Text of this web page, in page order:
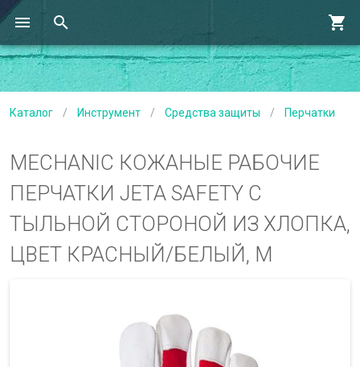
Каталог / Инструмент / Средства защиты / Перчатки
MECHANIC КОЖАНЫЕ РАБОЧИЕ
ПЕРЧАТКИ JETA SAFETY С
ТЫЛЬНОЙ СТОРОНОЙ ИЗ ХЛОПКА,
ЦВЕТ КРАСНЫЙ/БЕЛЫЙ, M